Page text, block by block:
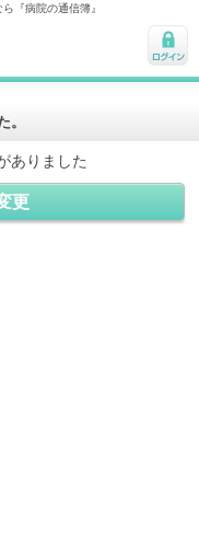
『病院の通信簿』
ログ
た。
ありました
更